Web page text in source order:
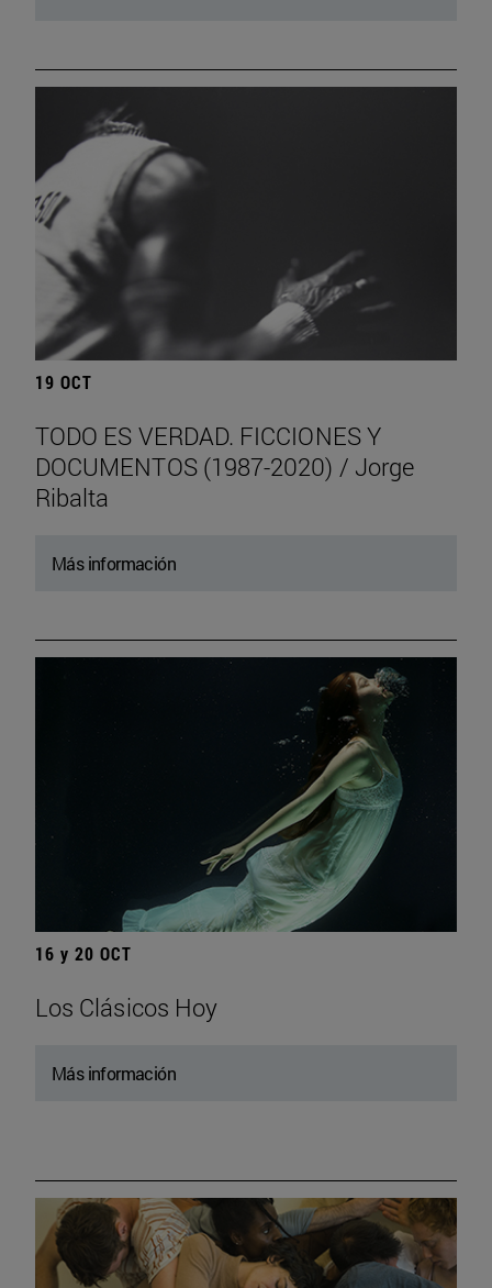
19 OCT
TODO ES VERDAD. FICCIONES Y
DOCUMENTOS (1987-2020) / Jorge
Ribalta
Más información
16 y 20 OCT
Los Clásicos Hoy
Más información